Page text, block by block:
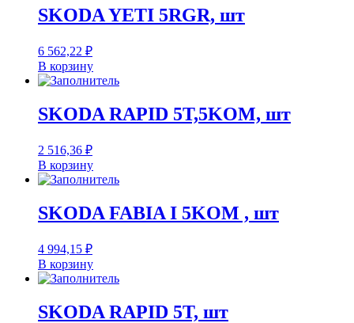
SKODA YETI 5RGR, шт
6 562,22 ₽
В корзину
SKODA RAPID 5T,5KOM, шт
2 516,36 ₽
В корзину
SKODA FABIA I 5KOM , шт
4 994,15 ₽
В корзину
SKODA RAPID 5T, шт